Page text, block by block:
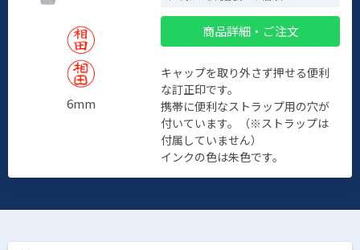
6mm
商品詳細・ご注文
キャップを取り外さず押せる便利
な訂正印です。
携帯に便利なストラップ用の穴が
付いています。（※ストラップは
付属していません）
インクの色は朱色です。